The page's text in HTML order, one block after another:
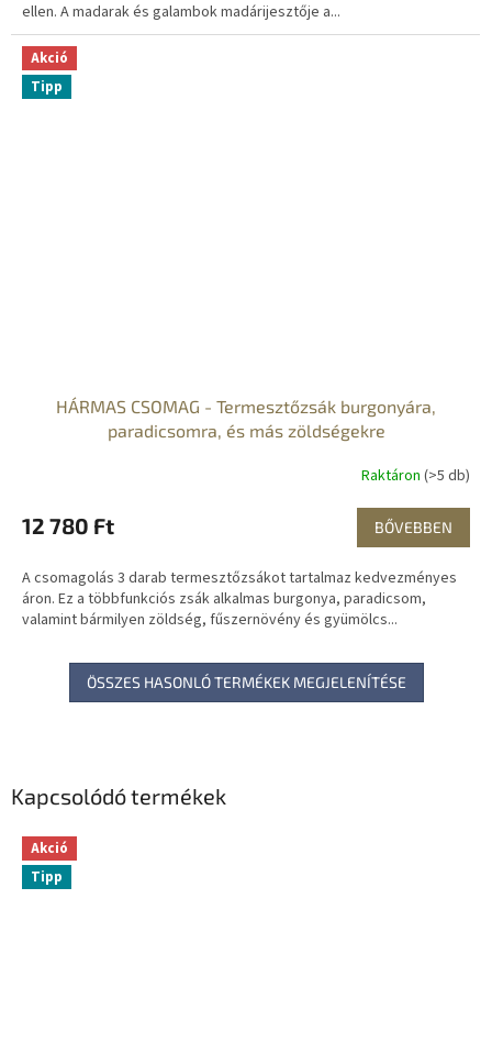
Kapcsolódó termékek
Akció
Tipp
ellen. A madarak és galambok madárijesztője a...
Akció
Tipp
HÁRMAS CSOMAG - Termesztőzsák burgonyára,
paradicsomra, és más zöldségekre
Raktáron (>5 db)
12 780 Ft BŐVEBBEN
A csomagolás 3 darab termesztőzsákot tartalmaz kedvezményes
áron. Ez a többfunkciós zsák alkalmas burgonya, paradicsom,
valamint bármilyen zöldség, fűszernövény és gyümölcs...
ÖSSZES HASONLÓ TERMÉKEK MEGJELENÍTÉSE